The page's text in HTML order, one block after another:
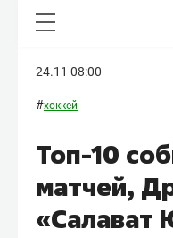
24.11 08:00
#хоккей
Топ-10
матчей,
«Салават